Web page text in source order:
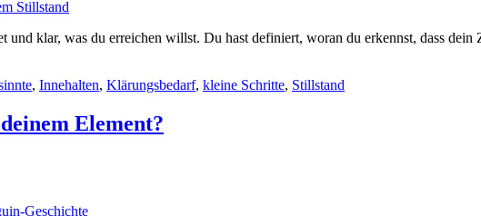
und klar, was du erreichen willst. Du hast definiert, woran du erkennst, dass
, Innehalten, Klärungsbedarf, kleine Schritte, Stillstand
Element?